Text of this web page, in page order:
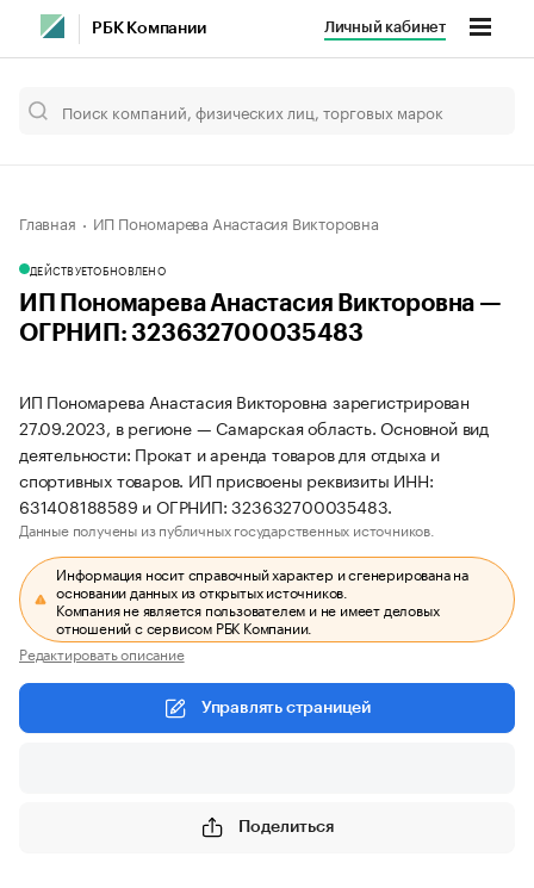
РБК Компании Личный кабинет
Главная ИП Пономарева Анастасия Викторовна
ДЕЙСТВУЕТОБНОВЛЕНО
ИП Пономарева Анастасия Викторовна —
ОГРНИП: 323632700035483
ИП Пономарева Анастасия Викторовна зарегистрирован
27.09.2023, в регионе — Самарская область. Основной вид
деятельности: Прокат и аренда товаров для отдыха и
спортивных товаров. ИП присвоены реквизиты ИНН:
631408188589 и ОГРНИП: 323632700035483.
Данные получены из публичных государственных источников.
Информация носит справочный характер и сгенерирована на
основании данных из открытых источников.
Компания не является пользователем и не имеет деловых
отношений с сервисом РБК Компании.
Редактировать описание
Управлять страницей
Поделиться